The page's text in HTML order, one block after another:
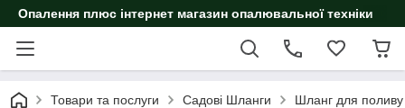
Опалення плюс інтернет магазин опалювальної техніки
Товари та послуги Садові Шланги Шланг для